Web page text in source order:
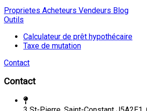
Proprietes Acheteurs Vendeurs Blog
Outils
Calculateur de prêt hypothécaire
Taxe de mutation
Contact
Contact